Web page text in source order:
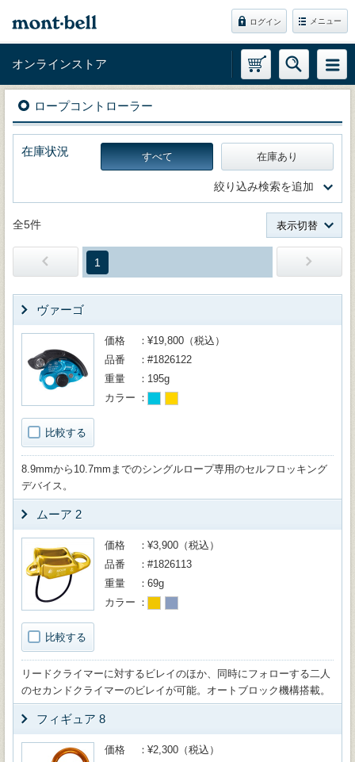
ログイン メニュー
オンラインストア
ロープコントローラー
在庫状況 すべて 在庫あり
絞り込み検索を追加
全5件 表示切替
1
ヴァーゴ
比較する
価格
¥19,800（税込）
品番
#1826122
重量
195g
カラー
8.9mmから10.7mmまでのシングルロープ専用のセルフロッキング
デバイス。
ムーア 2
比較する
価格
¥3,900（税込）
品番
#1826113
重量
69g
カラー
リードクライマーに対するビレイのほか、同時にフォローする二人
のセカンドクライマーのビレイが可能。オートブロック機構搭載。
フィギュア 8
価格
¥2,300（税込）